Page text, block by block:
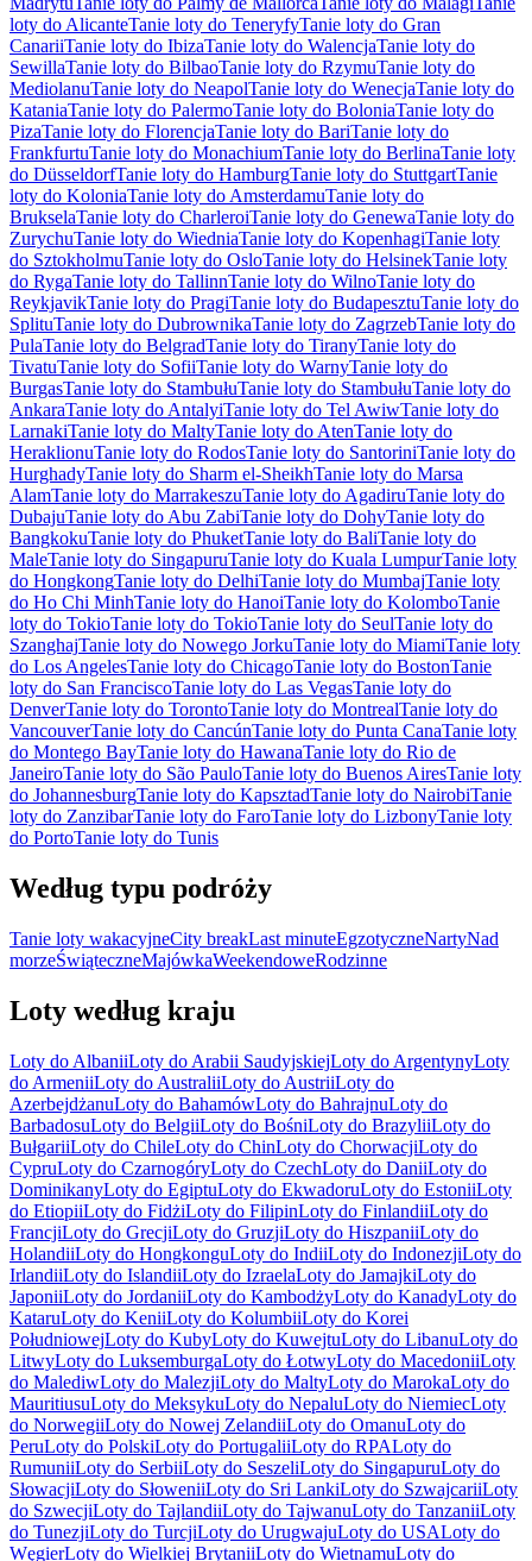
loty do AlicanteTanie loty do TeneryfyTanie loty do Gran
CanariiTanie loty do IbizaTanie loty do WalencjaTanie loty do
SewillaTanie loty do BilbaoTanie loty do RzymuTanie loty do
MediolanuTanie loty do NeapolTanie loty do WenecjaTanie loty do
KataniaTanie loty do PalermoTanie loty do BoloniaTanie loty do
PizaTanie loty do FlorencjaTanie loty do BariTanie loty do
FrankfurtuTanie loty do MonachiumTanie loty do BerlinaTanie loty
do DüsseldorfTanie loty do HamburgTanie loty do StuttgartTanie
loty do KoloniaTanie loty do AmsterdamuTanie loty do
BrukselaTanie loty do CharleroiTanie loty do GenewaTanie loty do
ZurychuTanie loty do WiedniaTanie loty do KopenhagiTanie loty
do SztokholmuTanie loty do OsloTanie loty do HelsinekTanie loty
do RygaTanie loty do TallinnTanie loty do WilnoTanie loty do
ReykjavikTanie loty do PragiTanie loty do BudapesztuTanie loty do
SplituTanie loty do DubrownikaTanie loty do ZagrzebTanie loty do
PulaTanie loty do BelgradTanie loty do TiranyTanie loty do
TivatuTanie loty do SofiiTanie loty do WarnyTanie loty do
BurgasTanie loty do StambułuTanie loty do StambułuTanie loty do
AnkaraTanie loty do AntalyiTanie loty do Tel AwiwTanie loty do
LarnakiTanie loty do MaltyTanie loty do AtenTanie loty do
HeraklionuTanie loty do RodosTanie loty do SantoriniTanie loty do
HurghadyTanie loty do Sharm el-SheikhTanie loty do Marsa
AlamTanie loty do MarrakeszuTanie loty do AgadiruTanie loty do
DubajuTanie loty do Abu ZabiTanie loty do DohyTanie loty do
BangkokuTanie loty do PhuketTanie loty do BaliTanie loty do
MaleTanie loty do SingapuruTanie loty do Kuala LumpurTanie loty
do HongkongTanie loty do DelhiTanie loty do MumbajTanie loty
do Ho Chi MinhTanie loty do HanoiTanie loty do KolomboTanie
loty do TokioTanie loty do TokioTanie loty do SeulTanie loty do
SzanghajTanie loty do Nowego JorkuTanie loty do MiamiTanie loty
do Los AngelesTanie loty do ChicagoTanie loty do BostonTanie
loty do San FranciscoTanie loty do Las VegasTanie loty do
DenverTanie loty do TorontoTanie loty do MontrealTanie loty do
VancouverTanie loty do CancúnTanie loty do Punta CanaTanie loty
do Montego BayTanie loty do HawanaTanie loty do Rio de
JaneiroTanie loty do São PauloTanie loty do Buenos AiresTanie loty
do JohannesburgTanie loty do KapsztadTanie loty do NairobiTanie
loty do ZanzibarTanie loty do FaroTanie loty do LizbonyTanie loty
do PortoTanie loty do Tunis
Według typu podróży
Tanie loty wakacyjneCity breakLast minuteEgzotyczneNartyNad
morzeŚwiąteczneMajówkaWeekendoweRodzinne
Loty według kraju
Loty do AlbaniiLoty do Arabii SaudyjskiejLoty do ArgentynyLoty
do ArmeniiLoty do AustraliiLoty do AustriiLoty do
AzerbejdżanuLoty do BahamówLoty do BahrajnuLoty do
BarbadosuLoty do BelgiiLoty do BośniLoty do BrazyliiLoty do
BułgariiLoty do ChileLoty do ChinLoty do ChorwacjiLoty do
CypruLoty do CzarnogóryLoty do CzechLoty do DaniiLoty do
DominikanyLoty do EgiptuLoty do EkwadoruLoty do EstoniiLoty
do EtiopiiLoty do FidżiLoty do FilipinLoty do FinlandiiLoty do
FrancjiLoty do GrecjiLoty do GruzjiLoty do HiszpaniiLoty do
HolandiiLoty do HongkonguLoty do IndiiLoty do IndonezjiLoty do
IrlandiiLoty do IslandiiLoty do IzraelaLoty do JamajkiLoty do
JaponiiLoty do JordaniiLoty do KambodżyLoty do KanadyLoty do
KataruLoty do KeniiLoty do KolumbiiLoty do Korei
PołudniowejLoty do KubyLoty do KuwejtuLoty do LibanuLoty do
LitwyLoty do LuksemburgaLoty do ŁotwyLoty do MacedoniiLoty
do MalediwLoty do MalezjiLoty do MaltyLoty do MarokaLoty do
MauritiusuLoty do MeksykuLoty do NepaluLoty do NiemiecLoty
do NorwegiiLoty do Nowej ZelandiiLoty do OmanuLoty do
PeruLoty do PolskiLoty do PortugaliiLoty do RPALoty do
RumuniiLoty do SerbiiLoty do SeszeliLoty do SingapuruLoty do
SłowacjiLoty do SłoweniiLoty do Sri LankiLoty do SzwajcariiLoty
do SzwecjiLoty do TajlandiiLoty do TajwanuLoty do TanzaniiLoty
do TunezjiLoty do TurcjiLoty do UrugwajuLoty do USALoty do
WęgierLoty do Wielkiej BrytaniiLoty do WietnamuLoty do